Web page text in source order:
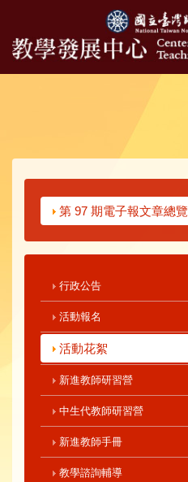
第 97 期電子報文章總覽
行政公告
活動報名
活動花絮
新進教師研習營
中生代教師研習營
新進教師手冊
教學諮詢輔導